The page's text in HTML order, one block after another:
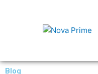
Blog